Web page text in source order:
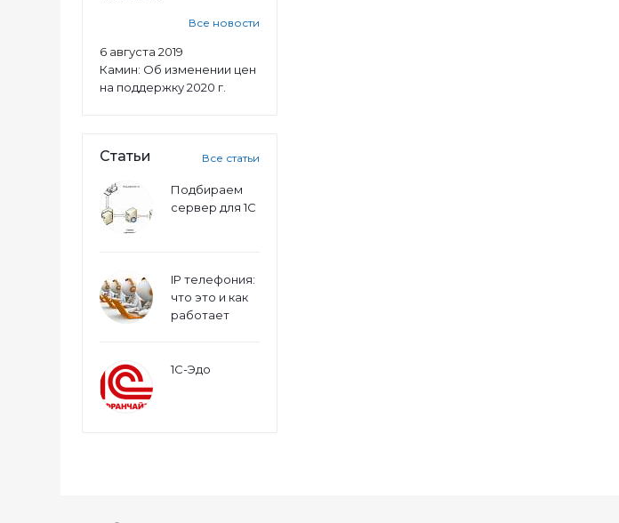
Все новости
6 августа 2019
Камин: Об изменении цен
на поддержку 2020 г.
Статьи Все статьи
Подбираем
сервер для 1С
IP телефония:
что это и как
работает
1С-Эдо